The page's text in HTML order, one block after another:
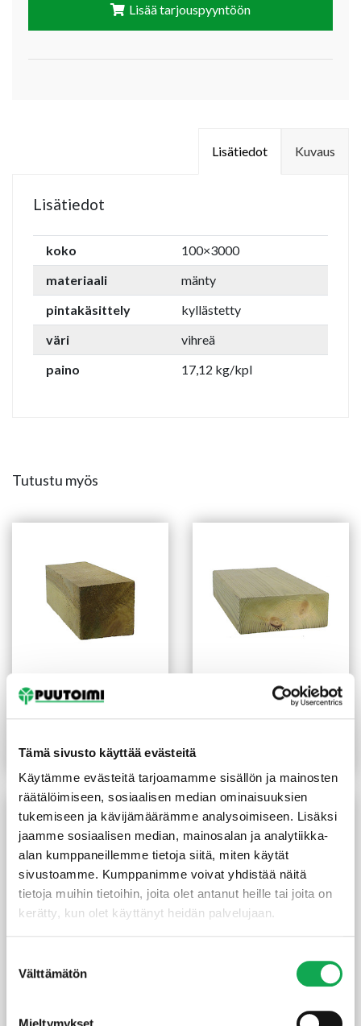
Tämä sivusto käyttää evästeitä
Käytämme evästeitä tarjoamamme sisällön ja mainosten
räätälöimiseen, sosiaalisen median ominaisuuksien
tukemiseen ja kävijämäärämme analysoimiseen. Lisäksi
jaamme sosiaalisen median, mainosalan ja analytiikka-
alan kumppaneillemme tietoja siitä, miten käytät
sivustoamme. Kumppanimme voivat yhdistää näitä
tietoja muihin tietoihin, joita olet antanut heille tai joita on
kerätty, kun olet käyttänyt heidän palvelujaan.
valinta
Välttämätön
Mieltymykset
Lisää tarjouspyyntöön
Kuvaus
Lisätiedot
Lisätiedot
koko
100×3000
materiaali
mänty
pintakäsittely
kyllästetty
väri
vihreä
paino
17,12 kg/kpl
Tutustu myös
Kestopuu sahattu vihreä
Lue lisää
Kestopuu mitallistettu
Kestopuu höylätty vihreä
Kestopuu liimattu ruskea